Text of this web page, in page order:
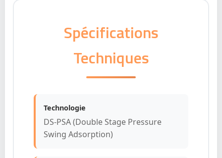
Spécifications
Techniques
Technologie
DS-PSA (Double Stage Pressure
Swing Adsorption)